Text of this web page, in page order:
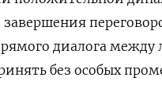
завершения
диалога
без особых